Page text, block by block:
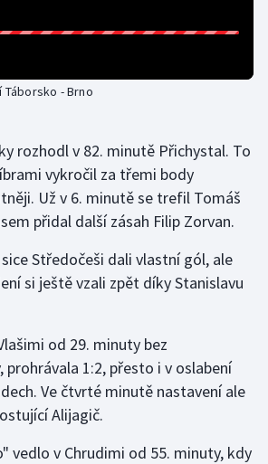
- Brno
rozhodl v 82. minutě Přichystal. To
vykročil za třemi body
Už v 6. minutě se trefil Tomáš
přidal další zásah Filip Zorvan.
Středočeši dali vlastní gól, ale
si ještě vzali zpět díky Stanislavu
od 29. minuty bez
prohrávala 1:2, přesto i v oslabení
Ve čtvrté minutě nastavení ale
Alijagič.
vedlo v Chrudimi od 55. minuty, kdy